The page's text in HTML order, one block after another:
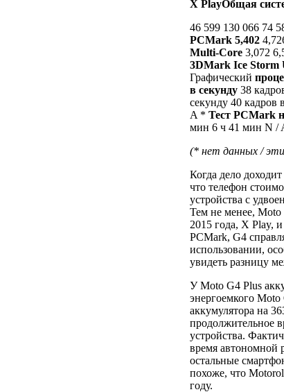
X PlayОбщая
46 599 130 066 74
PCMark 5,402
Multi-Core 3,072
3DMark Ice Storm
Графический
в секунду 38
секунду 40 кадров
A * Тест PCMark
мин 6 ч 41 мин N /
(* нет данных /
Когда дело
что телефон
устройства с
Тем не менее, Moto
2015 года, X Play,
PCMark, G4
использовании,
увидеть разницу
У Moto G4 Plus
энергоемкого
аккумулятора на
продолжительное
устройства.
время автономной
остальные
похоже, что
году.